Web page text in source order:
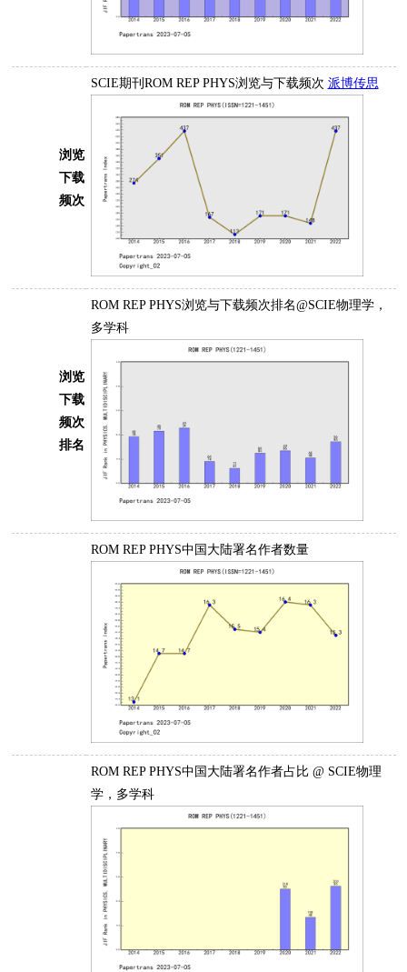
浏览
下载
频次
SCIE期刊ROM REP PHYS浏览与下载频次 派博传思
浏览
下载
频次
排名
ROM REP PHYS浏览与下载频次排名@SCIE物理学，
多学科
ROM REP PHYS中国大陆署名作者数量
ROM REP PHYS中国大陆署名作者占比 @ SCIE物理
学，多学科